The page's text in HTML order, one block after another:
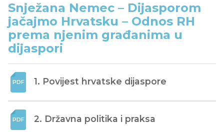
Snježana Nemec – Dijasporom
jačajmo Hrvatsku – Odnos RH
prema njenim građanima u
dijaspori
1. Povijest hrvatske dijaspore
2. Državna politika i praksa